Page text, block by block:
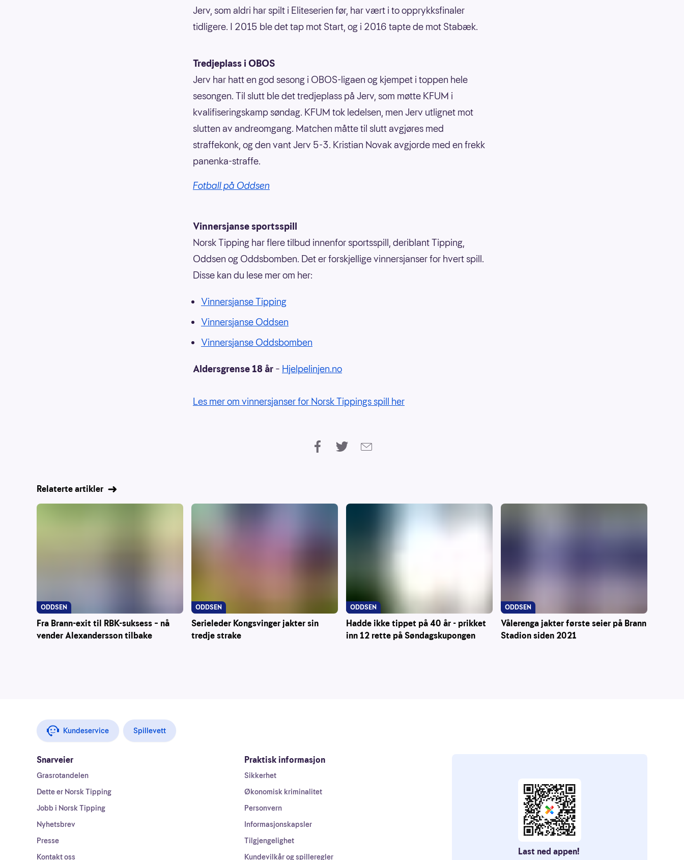
Jerv, som aldri har spilt i Eliteserien før, har vært i to opprykksfinaler
tidligere. I 2015 ble det tap mot Start, og i 2016 tapte de mot Stabæk.
Tredjeplass i OBOS
Jerv har hatt en god sesong i OBOS-ligaen og kjempet i toppen hele
sesongen. Til slutt ble det tredjeplass på Jerv, som møtte KFUM i
kvalifiseringskamp søndag. KFUM tok ledelsen, men Jerv utlignet mot
slutten av andreomgang. Matchen måtte til slutt avgjøres med
straffekonk, og den vant Jerv 5-3. Kristian Novak avgjorde med en frekk
panenka-straffe.
Fotball på Oddsen
Vinnersjanse sportsspill
Norsk Tipping har flere tilbud innenfor sportsspill, deriblant Tipping,
Oddsen og Oddsbomben. Det er forskjellige vinnersjanser for hvert spill.
Disse kan du lese mer om her:
Vinnersjanse Tipping
Vinnersjanse Oddsen
Vinnersjanse Oddsbomben
Aldersgrense 18 år – Hjelpelinjen.no
Les mer om vinnersjanser for Norsk Tippings spill her
Relaterte artikler
Fra Brann-exit til RBK-suksess – nå
vender Alexandersson tilbake
ODDSEN
Serieleder Kongsvinger jakter sin
tredje strake
ODDSEN
Hadde ikke tippet på 40 år - prikket
inn 12 rette på Søndagskupongen
ODDSEN
Vålerenga jakter første seier på Brann
Stadion siden 2021
ODDSEN
Kundeservice Spillevett
Snarveier
Grasrotandelen
Dette er Norsk Tipping
Jobb i Norsk Tipping
Nyhetsbrev
Presse
Kontakt oss
Praktisk informasjon
Sikkerhet
Økonomisk kriminalitet
Personvern
Informasjonskapsler
Tilgjengelighet
Kundevilkår og spilleregler
Last ned appen!